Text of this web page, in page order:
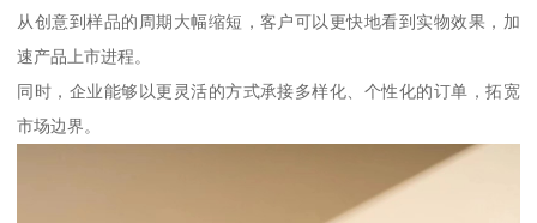
从创意到样品的周期大幅缩短，客户可以更快地看到实物效果，加
速产品上市进程。
同时，企业能够以更灵活的方式承接多样化、个性化的订单，拓宽
市场边界。